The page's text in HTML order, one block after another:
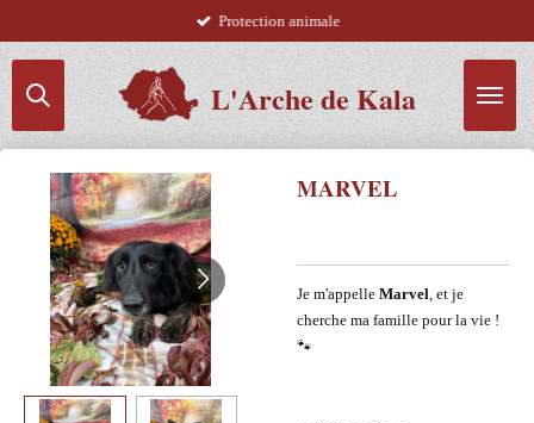
principal
L'Arche de Kala
Protection animale
MARVEL
Je m'appelle Marvel, et je
cherche ma famille pour la vie !
🐾